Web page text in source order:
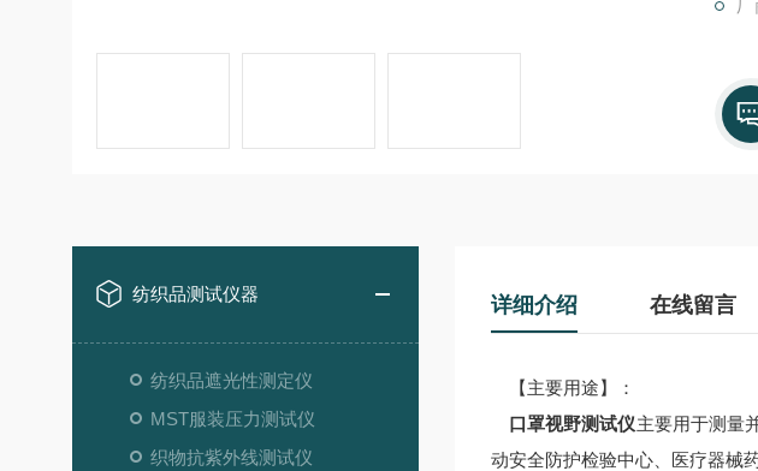
纺织品测试仪器
纺织品遮光性测定仪
MST服装压力测试仪
织物抗紫外线测试仪
详细介绍 在线留言
【主要用途】：
口罩视野测试仪主要用于测量
动安全防护检验中心、医疗器械